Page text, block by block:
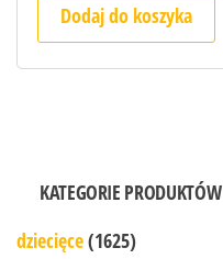
Dodaj do koszyka
KATEGORIE PRODUKTÓW
dziecięce(1625)